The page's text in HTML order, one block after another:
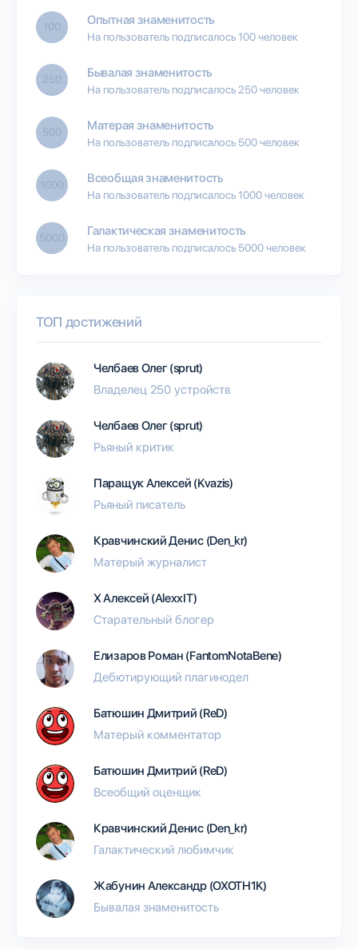
100 Опытная знаменитость
На пользователь подписалось 100 человек
250 Бывалая знаменитость
На пользователь подписалось 250 человек
500 Матерая знаменитость
На пользователь подписалось 500 человек
1000 Всеобщая знаменитость
На пользователь подписалось 1000 человек
5000 Галактическая знаменитость
На пользователь подписалось 5000 человек
ТОП достижений
Челбаев Олег (sprut)
Владелец 250 устройств
Челбаев Олег (sprut)
Рьяный критик
Паращук Алексей (Kvazis)
Рьяный писатель
Кравчинский Денис (Den_kr)
Матерый журналист
Х Алексей (AlexxIT)
Старательный блогер
Елизаров Роман (FantomNotaBene)
Дебютирующий плагинодел
Батюшин Дмитрий (ReD)
Матерый комментатор
Батюшин Дмитрий (ReD)
Всеобщий оценщик
Кравчинский Денис (Den_kr)
Галактический любимчик
Жабунин Александр (OXOTH1K)
Бывалая знаменитость